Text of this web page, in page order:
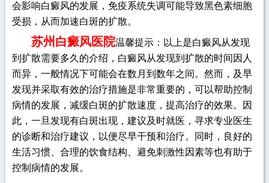
会影响白癜风的发展，免疫系统失调可能导致黑色素细胞
受损，从而加速白斑的扩散。
苏州白癜风医院温馨提示：以上是白癜风从发现
到扩散需要多久的介绍，白癜风从发现到扩散的时间因人
而异，一般情况下可能会在数月到数年之间。然而，及早
发现并采取有效的治疗措施是非常重要的，可以帮助控制
病情的发展，减缓白斑的扩散速度，提高治疗的效果。因
此，一旦发现有白斑出现，建议及时就医，寻求专业医生
的诊断和治疗建议，以便尽早干预和治疗。同时，良好的
生活习惯、合理的饮食结构、避免刺激性因素等也有助于
控制病情的发展。